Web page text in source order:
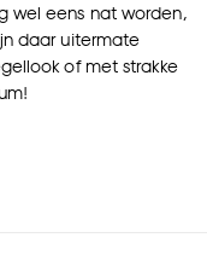
wel eens nat worden,
daar uitermate
of met strakke